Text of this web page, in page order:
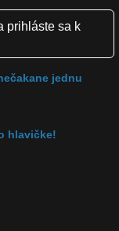
polície,
zásah polície,
prihláste sa k
jednu
hlavičke!